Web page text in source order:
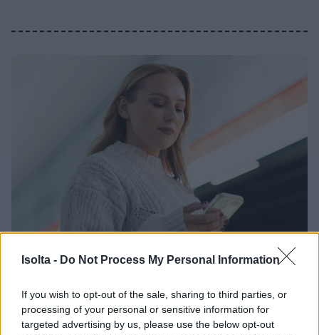
Isolta - Do Not Process My Personal Information
If you wish to opt-out of the sale, sharing to third parties, or
processing of your personal or sensitive information for
targeted advertising by us, please use the below opt-out
Tietoturva Finago